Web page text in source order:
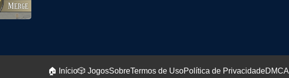
🏠 Início🎲 JogosSobreTermos de UsoPolítica de PrivacidadeDMCA